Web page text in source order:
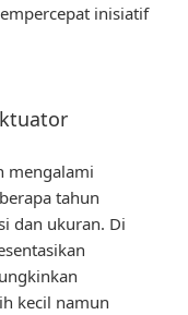
inisiatif
mengalami
tahun
dan ukuran. Di
kecil namun